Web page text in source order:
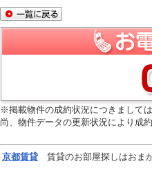
※掲載物件の成約状況につきまして
尚、物件データの更新状況により成
京都賃貸 賃貸のお部屋探しはおま